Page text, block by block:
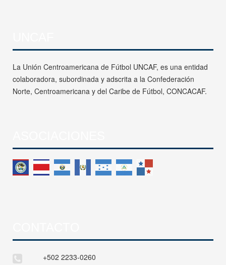
La Unión Centroamericana de Fútbol UNCAF, es una entidad
colaboradora, subordinada y adscrita a la Confederación
Norte, Centroamericana y del Caribe de Fútbol, CONCACAF.
+502 2233-0260